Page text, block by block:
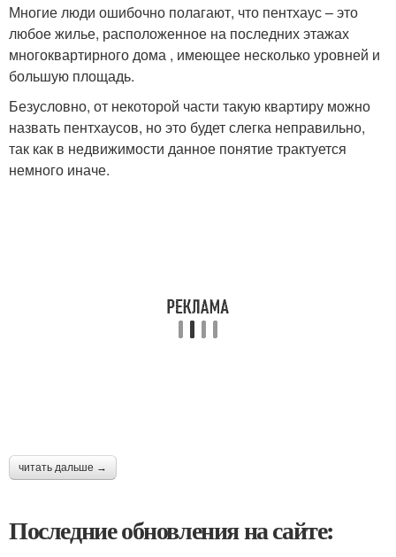
Многие люди ошибочно полагают, что пентхаус – это
любое жилье, расположенное на последних этажах
многоквартирного дома , имеющее несколько уровней и
большую площадь.
Безусловно, от некоторой части такую квартиру можно
назвать пентхаусов, но это будет слегка неправильно,
так как в недвижимости данное понятие трактуется
немного иначе.
читать дальше →
Последние обновления на сайте: